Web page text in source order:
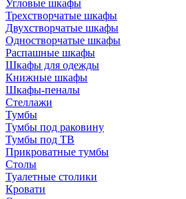
Угловые шкафы
Трехстворчатые шкафы
Двухстворчатые шкафы
Одностворчатые шкафы
Распашные шкафы
Шкафы для одежды
Книжные шкафы
Шкафы-пеналы
Стеллажи
Тумбы
Тумбы под раковину
Тумбы под ТВ
Прикроватные тумбы
Столы
Туалетные столики
Кровати